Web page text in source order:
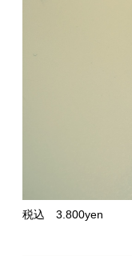
税込 3.800yen